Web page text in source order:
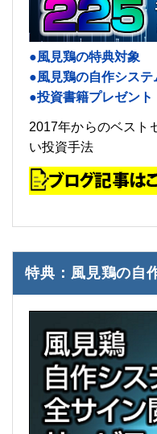
●風見鶏の特典対象
●風見鶏の自作システ
●投資書籍プレゼント
2017年からのベスト
い投資手法
特典：風見鶏の自